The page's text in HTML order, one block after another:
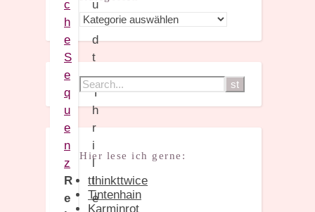
c
h
e
S
e
q
u
e
n
z
R
e
Kategorien
Hier lese ich gerne:
tthinkttwice
Tintenhain
Karminrot